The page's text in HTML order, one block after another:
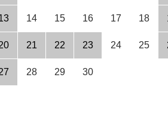
14 15 16 17 18
21 22 23 24 25
28 29 30